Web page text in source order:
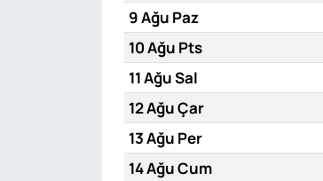
9 Ağu Paz
10 Ağu Pts
11 Ağu Sal
12 Ağu Çar
13 Ağu Per
14 Ağu Cum